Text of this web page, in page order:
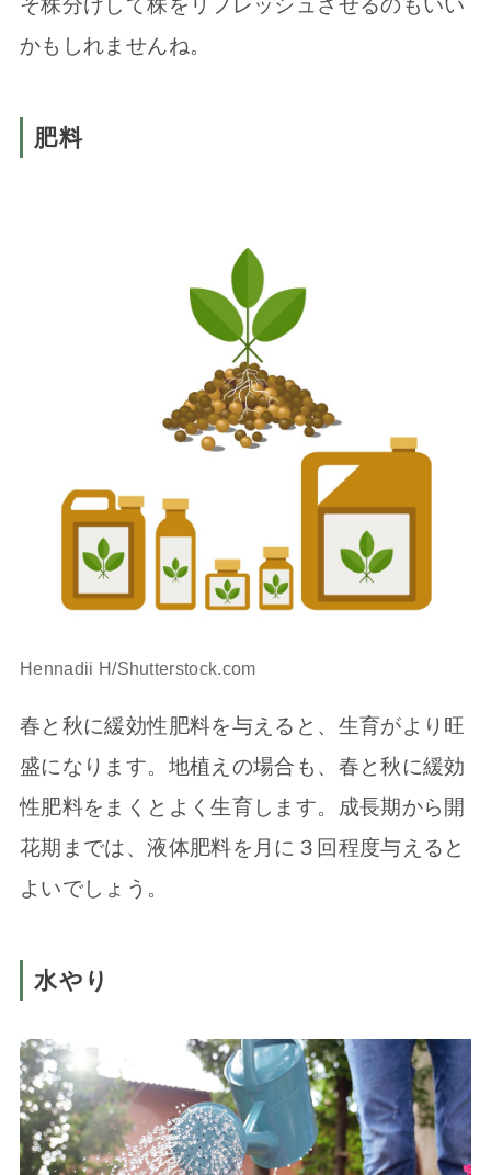
そ株分けして株をリフレッシュさせるのもいい
かもしれませんね。
肥料
Hennadii H/Shutterstock.com
春と秋に緩効性肥料を与えると、生育がより旺
盛になります。地植えの場合も、春と秋に緩効
性肥料をまくとよく生育します。成長期から開
花期までは、液体肥料を月に３回程度与えると
よいでしょう。
水やり